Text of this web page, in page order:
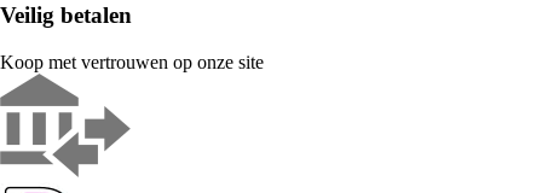
Veilig betalen
Koop met vertrouwen op onze site